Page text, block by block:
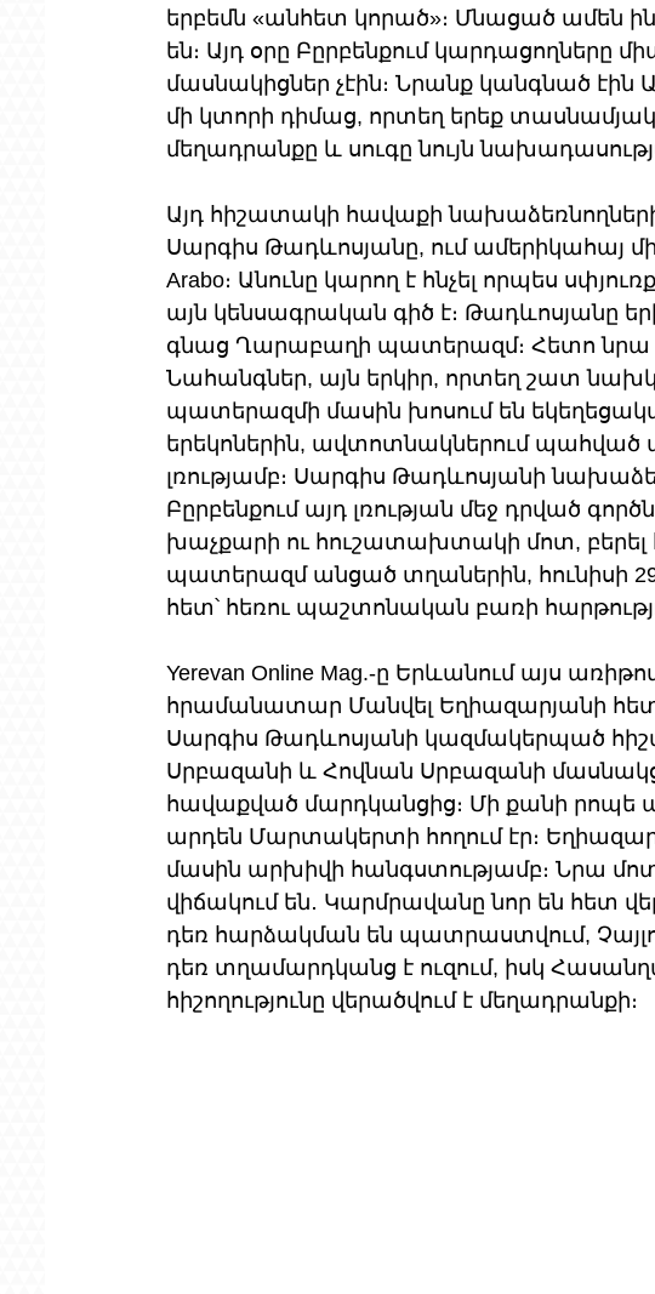
երբեմն «անհետ կորած»։ Մնացած ամեն
են։ Այդ օրը Բըրբենքում կարդացողները
մասնակիցներ չէին։ Նրանք կանգնած
մի կտորի դիմաց, որտեղ երեք տասնամյակ
մեղադրանքը և սուգը նույն
Այդ հիշատակի հավաքի
Սարգիս Թադևոսյանը, ում ամերիկահայ
Arabo։ Անունը կարող է հնչել որպես
այն կենսագրական գիծ է։ Թադևոսյանը
գնաց Ղարաբաղի պատերազմ։ Հետո նրա
Նահանգներ, այն երկիր, որտեղ շատ
պատերազմի մասին խոսում են
երեկոներին, ավտոտնակներում պահված
լռությամբ։ Սարգիս Թադևոսյանի
Բըրբենքում այդ լռության մեջ դրված
խաչքարի ու հուշատախտակի մոտ, բերել
պատերազմ անցած տղաներին, հունիսի
հետ՝ հեռու պաշտոնական բառի
Yerevan Online Mag.-ը Երևանում այս
հրամանատար Մանվել Եղիազարյանի հետ։
Սարգիս Թադևոսյանի կազմակերպած
Սրբազանի և Հովնան Սրբազանի
հավաքված մարդկանցից։ Մի քանի րոպե
արդեն Մարտակերտի հողում էր։
մասին արխիվի հանգստությամբ։ Նրա
վիճակում են․ Կարմրավանը նոր են հետ
դեռ հարձակման են պատրաստվում,
դեռ տղամարդկանց է ուզում, իսկ
հիշողությունը վերածվում է մեղադրանքի։